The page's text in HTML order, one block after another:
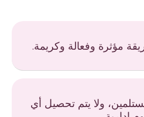
مؤثرة وفعالة وكريمة.
100٪ للمستلمين، ولا يتم تحصيل أي